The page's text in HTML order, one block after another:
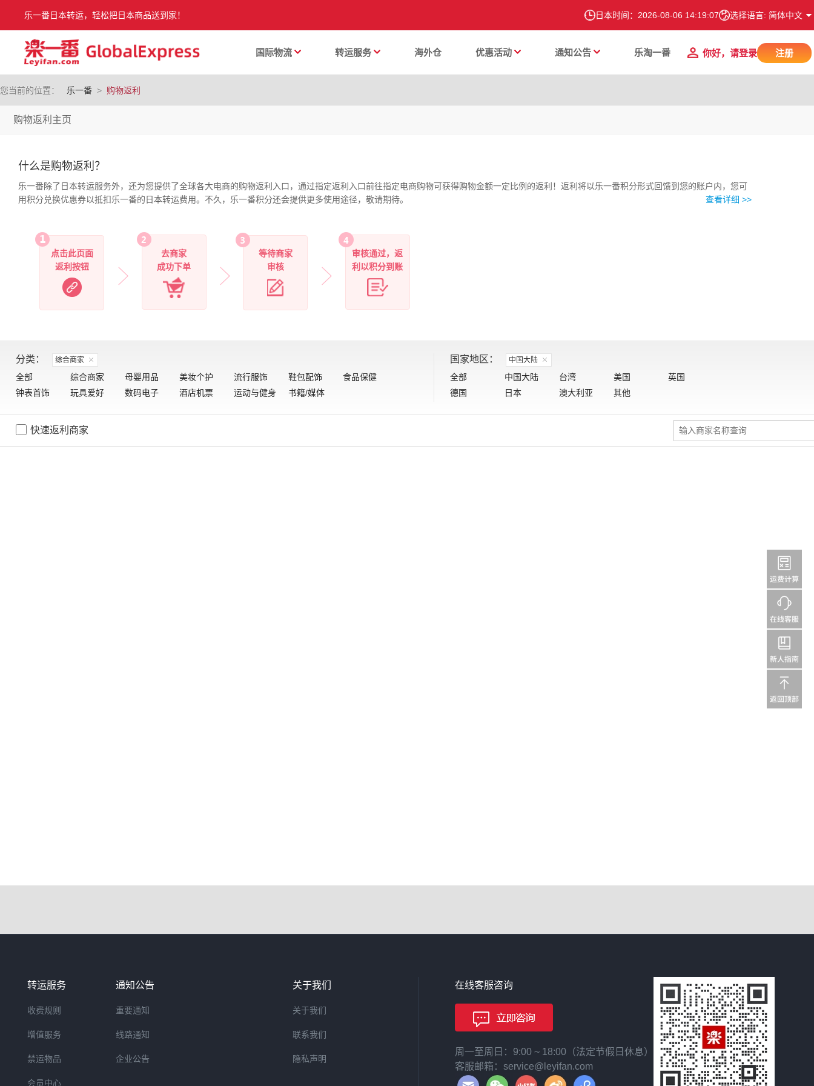
乐一番日本转运，轻松把日本商品送到家！ 日本时间： 2026-08-06 14:19:08 选择语言: 简体中文
国际物流 转运服务 海外仓 优惠活动 通知公告 乐淘一番 你好，请登录 注册
您当前的位置： 乐一番 > 购物返利
购物返利主页
什么是购物返利？
乐一番除了日本转运服务外，还为您提供了全球各大电商的购物返利入口，通过指定返利入口前往指定电商购物可获得购物金额一定比例的返利！返利将以乐一番积分形式回馈到您的账户内，您可
用积分兑换优惠券以抵扣乐一番的日本转运费用。不久，乐一番积分还会提供更多使用途径，敬请期待。
查看详细 >>
点击此页面
返利按钮
去商家
成功下单
等待商家
审核
审核通过，返
利以积分到账
分类： 综合商家
全部 综合商家 母婴用品 美妆个护 流行服饰 鞋包配饰
食品保健
钟表首饰
玩具爱好 数码电子 酒店机票 运动与健身 书籍/媒体
国家地区： 中国大陆
全部 中国大陆 台湾 美国
英国
德国
日本 澳大利亚 其他
快速返利商家
转运服务
收费规则
增值服务
禁运物品
会员中心
通知公告
重要通知
线路通知
企业公告
关于我们
关于我们
联系我们
隐私声明
在线客服咨询
周一至周日：9:00 ~ 18:00（法定节假日休息）
客服邮箱：service@leyifan.com